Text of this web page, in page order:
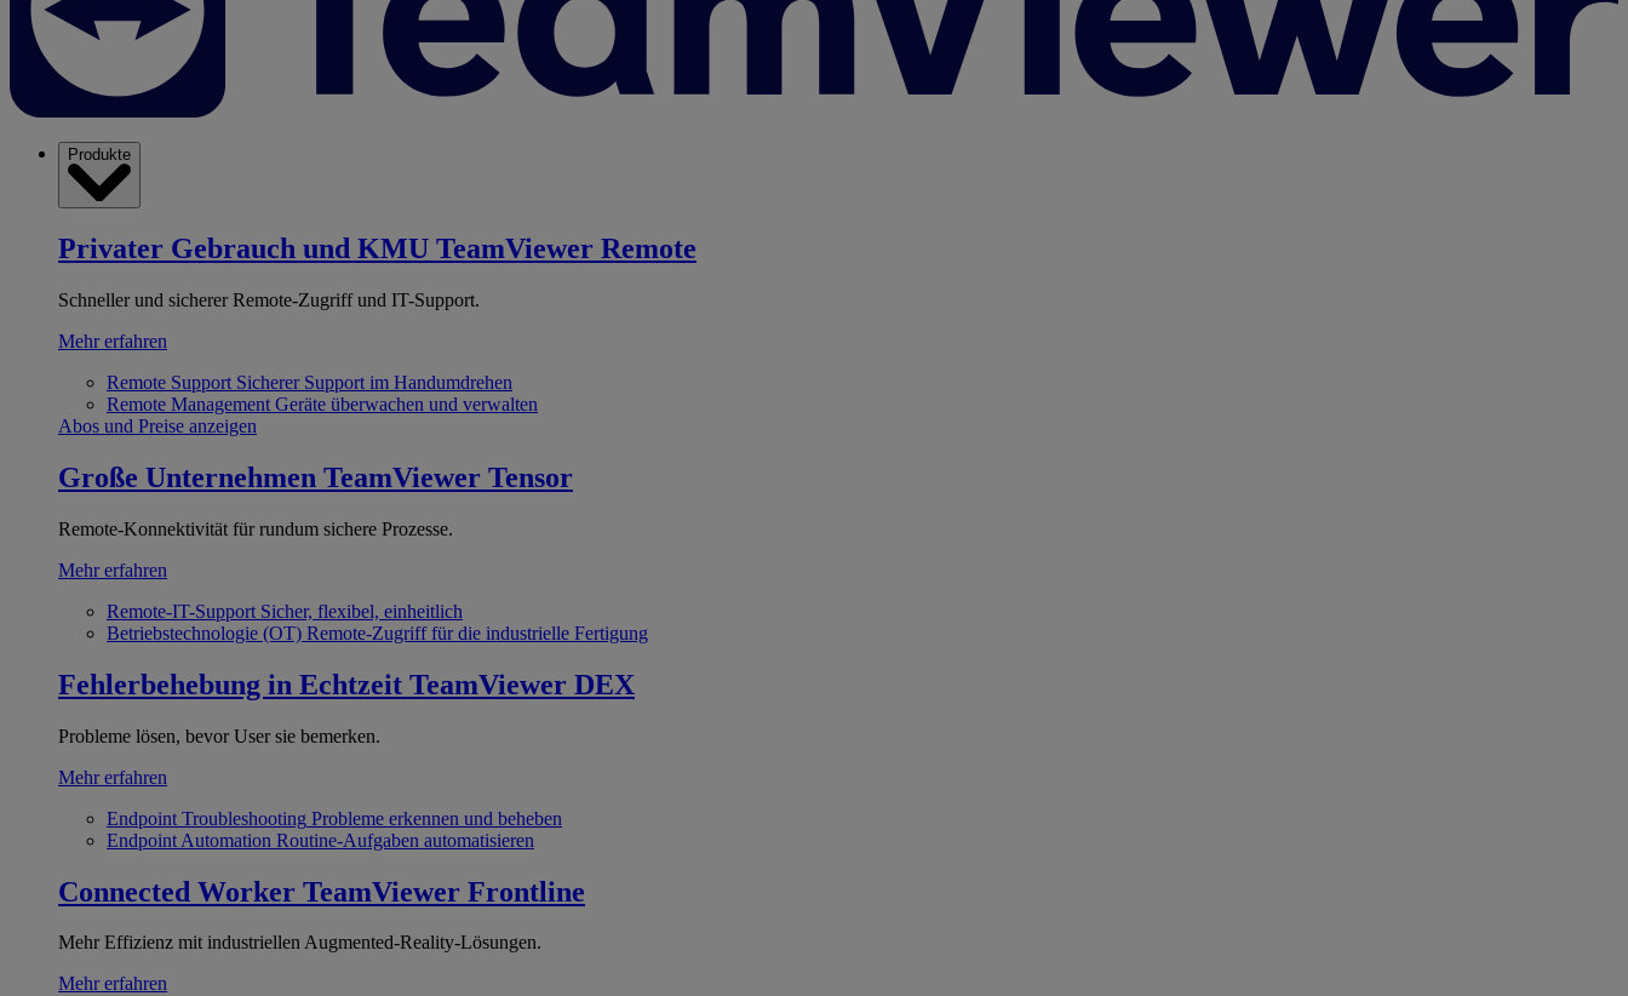
Produkte
Privater Gebrauch und KMU TeamViewer Remote
Schneller und sicherer Remote-Zugriff und IT-Support.
Mehr erfahren
Remote Support Sicherer Support im Handumdrehen
Remote Management Geräte überwachen und verwalten
Abos und Preise anzeigen
Große Unternehmen TeamViewer Tensor
Remote-Konnektivität für rundum sichere Prozesse.
Mehr erfahren
Remote-IT-Support Sicher, flexibel, einheitlich
Betriebstechnologie (OT) Remote-Zugriff für die industrielle Fertigung
Fehlerbehebung in Echtzeit TeamViewer DEX
Probleme lösen, bevor User sie bemerken.
Mehr erfahren
Endpoint Troubleshooting Probleme erkennen und beheben
Endpoint Automation Routine-Aufgaben automatisieren
Connected Worker TeamViewer Frontline
Mehr Effizienz mit industriellen Augmented-Reality-Lösungen.
Mehr erfahren